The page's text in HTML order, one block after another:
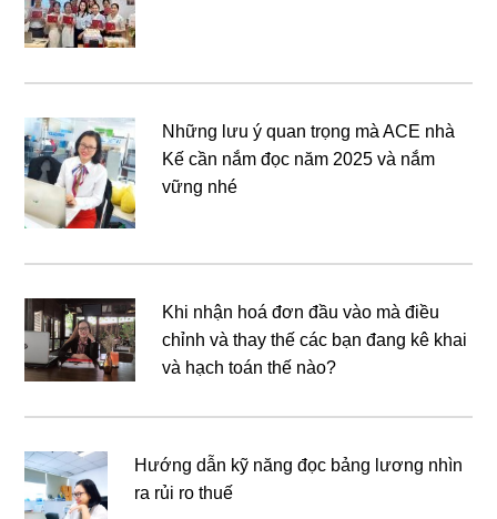
Những lưu ý quan trọng mà ACE nhà
Kế cần nắm đọc năm 2025 và nắm
vững nhé
Khi nhận hoá đơn đầu vào mà điều
chỉnh và thay thế các bạn đang kê khai
và hạch toán thế nào?
Hướng dẫn kỹ năng đọc bảng lương nhìn
ra rủi ro thuế